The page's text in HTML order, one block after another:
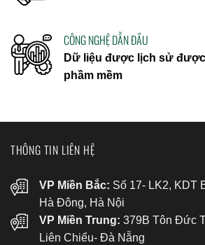
CÔNG NGHỆ DẪN ĐẦU
Dữ liệu được lịch sử
phầm mềm
THÔNG TIN LIÊN HỆ
VP Miền Bắc: Số 17- LK2, KDT
Hà Đông, Hà Nội
VP Miền Trung: 379B Tôn Đức
Liên Chiểu- Đà Nẵng